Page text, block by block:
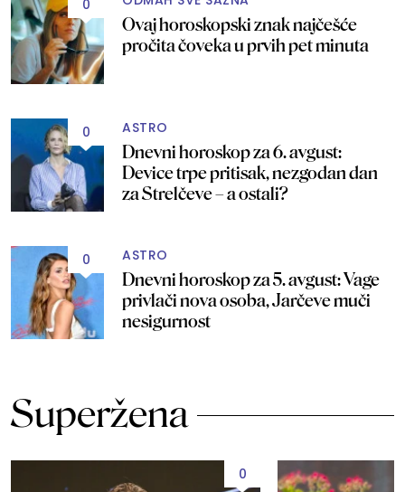
0
Ovaj horoskopski znak najčešće
pročita čoveka u prvih pet minuta
0 ASTRO
Dnevni horoskop za 6. avgust:
Device trpe pritisak, nezgodan dan
za Strelčeve – a ostali?
0 ASTRO
Dnevni horoskop za 5. avgust: Vage
privlači nova osoba, Jarčeve muči
nesigurnost
Superžena
0